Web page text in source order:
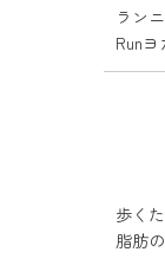
ラン
Run
歩く
脂肪